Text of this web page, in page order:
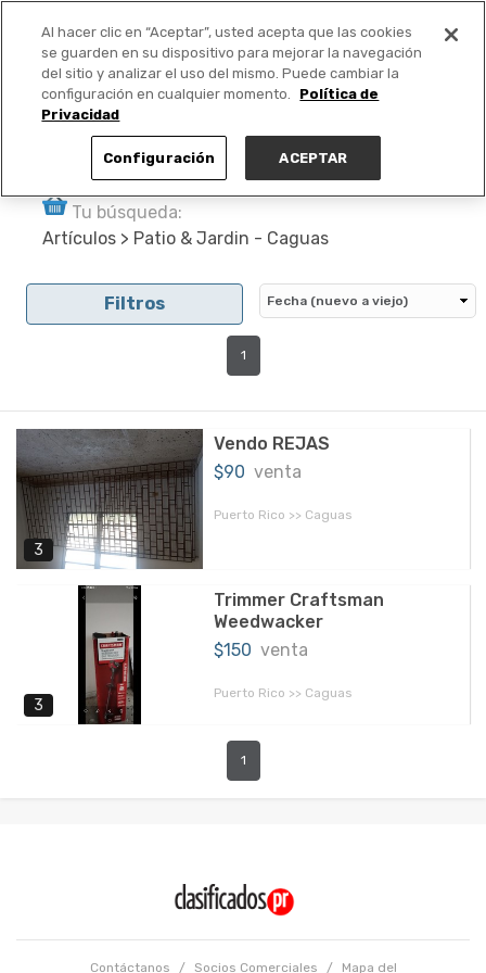
PUBLICA GRATIS +
Tu búsqueda:
Artículos > Patio & Jardin - Caguas
Filtros
1
3
Vendo REJAS
$90 venta
Puerto Rico >> Caguas
3
Trimmer Craftsman
Weedwacker
$150 venta
Puerto Rico >> Caguas
1
Contáctanos / Socios Comerciales / Mapa del
Al hacer clic en “Aceptar”, usted acepta que las cookies
se guarden en su dispositivo para mejorar la navegación
del sitio y analizar el uso del mismo. Puede cambiar la
configuración en cualquier momento.
Política de
Privacidad
Configuración ACEPTAR